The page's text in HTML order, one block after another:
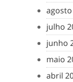
julho
junho
maio
abril